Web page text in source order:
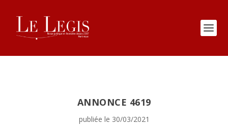
ANNONCE 4619
publiée le 30/03/2021